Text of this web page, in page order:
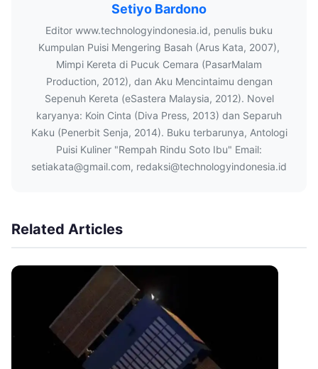
Setiyo Bardono
Editor www.technologyindonesia.id, penulis buku
Kumpulan Puisi Mengering Basah (Arus Kata, 2007),
Mimpi Kereta di Pucuk Cemara (PasarMalam
Production, 2012), dan Aku Mencintaimu dengan
Sepenuh Kereta (eSastera Malaysia, 2012). Novel
karyanya: Koin Cinta (Diva Press, 2013) dan Separuh
Kaku (Penerbit Senja, 2014). Buku terbarunya, Antologi
Puisi Kuliner "Rempah Rindu Soto Ibu" Email:
setiakata@gmail.com, redaksi@technologyindonesia.id
Related Articles